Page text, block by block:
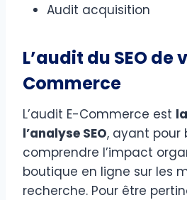
Audit acquisition
L’audit du SEO de
Commerce
L’audit E-Commerce est
l’analyse SEO, ayant pour
comprendre l’impact
boutique en ligne sur les
recherche. Pour être